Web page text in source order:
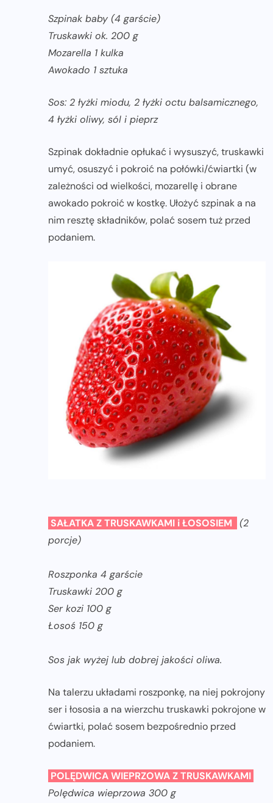
Szpinak baby (4 garście)
Truskawki ok. 200 g
Mozarella 1 kulka
Awokado 1 sztuka
Sos: 2 łyżki miodu, 2 łyżki octu balsamicznego,
4 łyżki oliwy, sól i pieprz
Szpinak dokładnie opłukać i wysuszyć, truskawki
umyć, osuszyć i pokroić na połówki/ćwiartki (w
zależności od wielkości, mozarellę i obrane
awokado pokroić w kostkę. Ułożyć szpinak a na
nim resztę składników, polać sosem tuż przed
podaniem.
SAŁATKA Z TRUSKAWKAMI i ŁOSOSIEM
(2
porcje)
Roszponka 4 garście
Truskawki 200 g
Ser kozi 100 g
Łosoś 150 g
Sos jak wyżej lub dobrej jakości oliwa.
Na talerzu układami roszponkę, na niej pokrojony
ser i łososia a na wierzchu truskawki pokrojone w
ćwiartki, polać sosem bezpośrednio przed
podaniem.
POLĘDWICA WIEPRZOWA Z TRUSKAWKAMI
Polędwica wieprzowa 300 g